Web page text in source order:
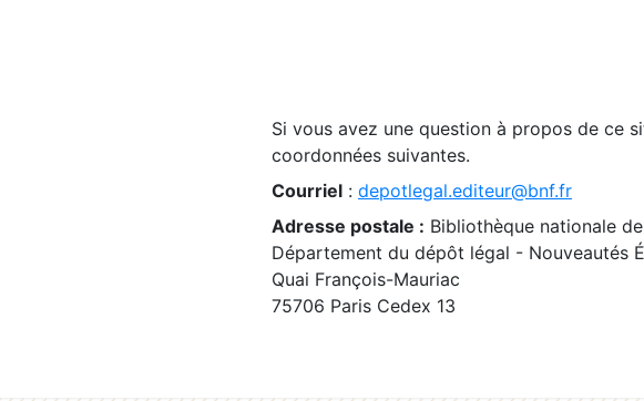
Si vous avez une question à propos de ce
coordonnées suivantes.
Courriel : depotlegal.editeur@bnf.fr
Adresse postale : Bibliothèque nationale
Département du dépôt légal - Nouveautés
Quai François-Mauriac
75706 Paris Cedex 13